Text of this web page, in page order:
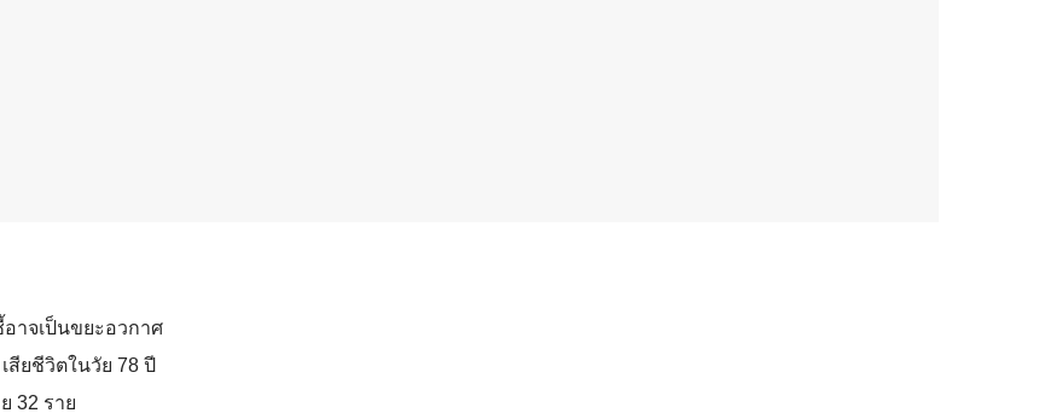
าจเป็นขยะอวกาศ
สียชีวิตในวัย 78 ปี
32 ราย